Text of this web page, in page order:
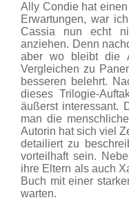
Ally Condie hat
Erwartungen, war
Cassia nun echt
anziehen. Denn
aber wo bleibt die
Vergleichen zu
besseren belehrt.
dieses Trilogie-
äußerst interessant.
man die
Autorin hat sich viel
detailiert zu
vorteilhaft sein.
ihre Eltern als auch
Buch mit einer
warten.